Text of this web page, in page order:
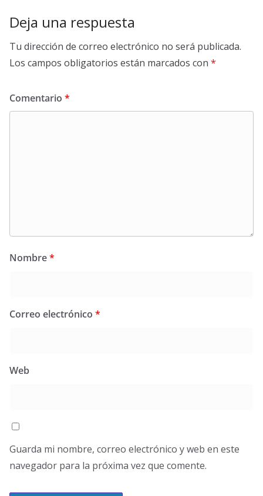
Deja una respuesta
Tu dirección de correo electrónico no será publicada.
Los campos obligatorios están marcados con *
Comentario *
Nombre*
Correo electrónico *
Web
Guarda mi nombre, correo electrónico y web en este
navegador para la próxima vez que comente.